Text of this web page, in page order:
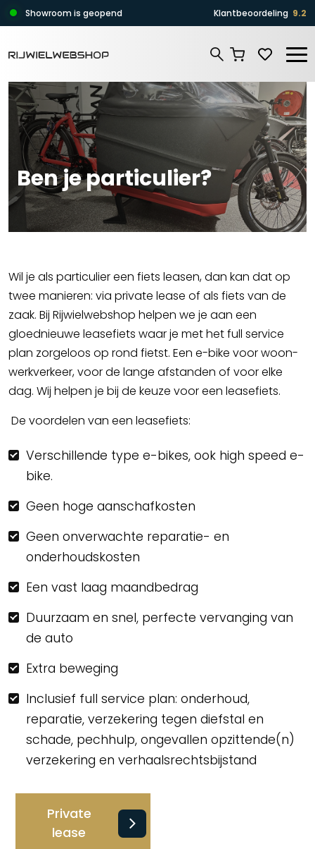
Zoeken
Showroom is geopend Klantbeoordeling 9.2
Ben je particulier?
Wil je als particulier een fiets leasen, dan kan dat op
twee manieren: via private lease of als fiets van de
zaak. Bij Rijwielwebshop helpen we je aan een
gloednieuwe leasefiets waar je met het full service
plan zorgeloos op rond fietst. Een e-bike voor woon-
werkverkeer, voor de lange afstanden of voor elke
dag. Wij helpen je bij de keuze voor een leasefiets.
De voordelen van een leasefiets:
Verschillende type e-bikes, ook high speed e-
bike.
Geen hoge aanschafkosten
Geen onverwachte reparatie- en
onderhoudskosten
Een vast laag maandbedrag
Duurzaam en snel, perfecte vervanging van
de auto
Extra beweging
Inclusief full service plan: onderhoud,
reparatie, verzekering tegen diefstal en
schade, pechhulp, ongevallen opzittende(n)
verzekering en verhaalsrechtsbijstand
Private
lease